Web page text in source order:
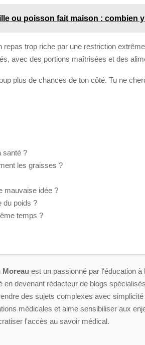
ou poisson fait maison : combien
trop riche par une restriction
avec des portions maîtrisées et des
plus de chances de ton côté. Tu ne
santé ?
les graisses ?
mauvaise idée ?
du poids ?
temps ?
Moreau est un passionné par l'éducation
en devenant rédacteur de blogs
des sujets complexes avec
médicales et aime sensibiliser aux
l'accès au savoir médical.